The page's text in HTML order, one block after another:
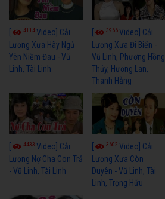
4114Video] Cải
Lương Xưa Hãy Ngủ
Yên Niềm Đau - Vũ
Linh, Tài Linh
3966Video] Cải
Lương Xưa Đi Biển -
Vũ Linh, Phương Hồng
Thủy, Hương Lan,
Thanh Hằng
4433 Video] Cải
Lương Nợ Cha Con Trả
- Vũ Linh, Tài Linh
3602Video] Cải
Lương Xưa Còn
Duyên - Vũ Linh, Tài
Linh, Trọng Hữu